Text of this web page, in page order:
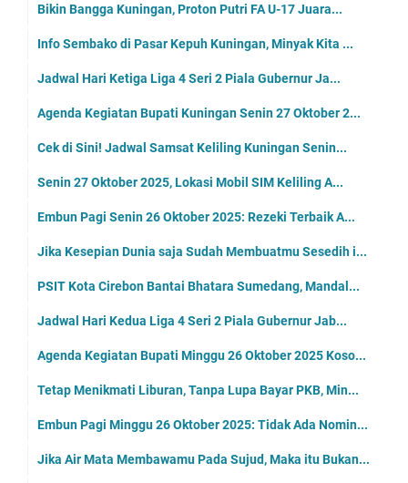
Bikin Bangga Kuningan, Proton Putri FA U-17 Juara...
Info Sembako di Pasar Kepuh Kuningan, Minyak Kita ...
Jadwal Hari Ketiga Liga 4 Seri 2 Piala Gubernur Ja...
Agenda Kegiatan Bupati Kuningan Senin 27 Oktober 2...
Cek di Sini! Jadwal Samsat Keliling Kuningan Senin...
Senin 27 Oktober 2025, Lokasi Mobil SIM Keliling A...
Embun Pagi Senin 26 Oktober 2025: Rezeki Terbaik A...
Jika Kesepian Dunia saja Sudah Membuatmu Sesedih i...
PSIT Kota Cirebon Bantai Bhatara Sumedang, Mandal...
Jadwal Hari Kedua Liga 4 Seri 2 Piala Gubernur Jab...
Agenda Kegiatan Bupati Minggu 26 Oktober 2025 Koso...
Tetap Menikmati Liburan, Tanpa Lupa Bayar PKB, Min...
Embun Pagi Minggu 26 Oktober 2025: Tidak Ada Nomin...
Jika Air Mata Membawamu Pada Sujud, Maka itu Bukan...